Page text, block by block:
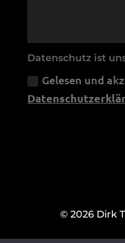
Datenschutz ist
Gelesen und
© 2026 Dirk